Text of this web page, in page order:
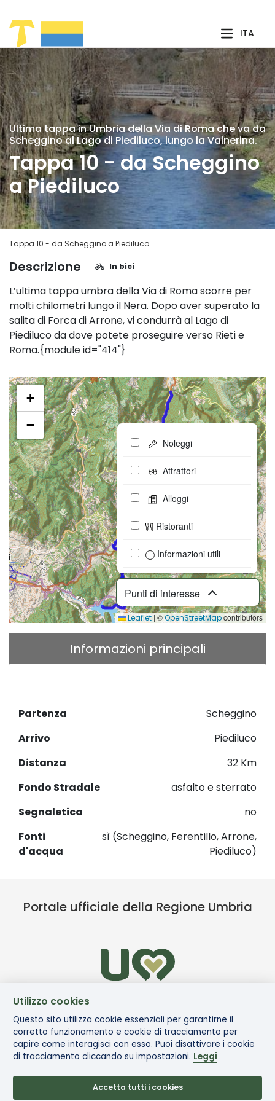
ITA
Ultima tappa in Umbria della Via di Roma che va da
Scheggino al Lago di Piediluco, lungo la Valnerina.
Tappa 10 - da Scheggino
a Piediluco
Tappa 10 - da Scheggino a Piediluco
Descrizione In bici
L’ultima tappa umbra della Via di Roma scorre per
molti chilometri lungo il Nera. Dopo aver superato la
salita di Forca di Arrone, vi condurrà al Lago di
Piediluco da dove potete proseguire verso Rieti e
Roma.{module id="414"}
+
−
Punti di interesse
Noleggi
Attrattori
Alloggi
Ristoranti
Informazioni utili
Leaflet | ©OpenStreetMapcontributors
Informazioni principali
Partenza
Scheggino
Arrivo
Piediluco
Distanza
32 Km
Fondo Stradale
asfalto e sterrato
Segnaletica
no
Fonti
d'acqua
sì (Scheggino, Ferentillo, Arrone,
Piediluco)
Portale ufficiale della Regione Umbria
Utilizzo cookies
Questo sito utilizza cookie essenziali per garantirne il
corretto funzionamento e cookie di tracciamento per
capire come interagisci con esso. Puoi disattivare i cookie
di tracciamento cliccando su impostazioni. Leggi
Accetta tutti i cookies